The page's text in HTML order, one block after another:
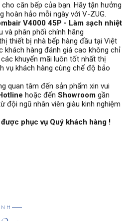
căn bếp của bạn. Hãy tận hưởng
hoàn hảo mỗi ngày với V-ZUG.
V4000 45P - Làm sạch nhiệt
và phân phối chính hãng
thiết bị nhà bếp hàng đầu tại Việt
khách hàng đánh giá cao không chỉ
khuyến mãi luôn tốt nhất thị
vụ khách hàng cùng chế độ bảo
quan tâm đến sản phẩm xin vui
hoặc đến Showroom gần
đội ngũ nhân viên giàu kinh nghiệm
phục vụ Quý khách hàng !